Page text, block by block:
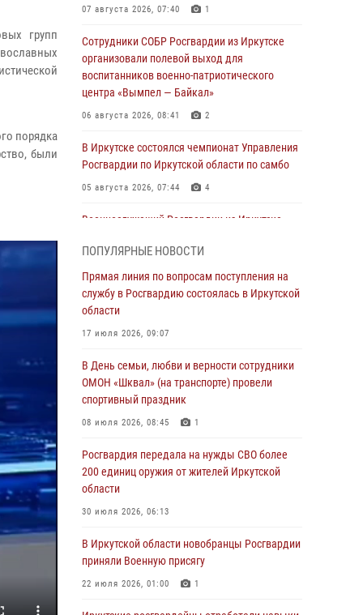
групп
порядка
были
07 августа 2026, 07:40 1
Сотрудники СОБР Росгвардии из Иркутске
организовали полевой выход для
воспитанников военно-патриотического
центра «Вымпел — Байкал»
06 августа 2026, 08:41 2
В Иркутске состоялся чемпионат Управления
Росгвардии по Иркутской области по самбо
05 августа 2026, 07:44 4
Военнослужащий Росгвардии из Иркутска
всероссийского конкурса наставников «Быть,
а не казаться»
04 августа 2026, 07:14 3
03 августа 2026, 04:55
Росгвардия обеспечила безопасность
мероприятий, посвященных Дню Воздушно-
03 августа 2026, 03:32
Росгвардейцы из Братска присоединились к
31 июля 2026, 04:37 1
Сотрудники Росгвардии нашли и вернули
женщину в Иркутске
ПОПУЛЯРНЫЕ НОВОСТИ
Прямая линия по вопросам поступления на
службу в Росгвардию состоялась в Иркутской
области
17 июля 2026, 09:07
В День семьи, любви и верности сотрудники
ОМОН «Шквал» (на транспорте) провели
спортивный праздник
08 июля 2026, 08:45 1
Росгвардия передала на нужды СВО более
200 единиц оружия от жителей Иркутской
области
30 июля 2026, 06:13
В Иркутской области новобранцы Росгвардии
приняли Военную присягу
22 июля 2026, 01:00 1